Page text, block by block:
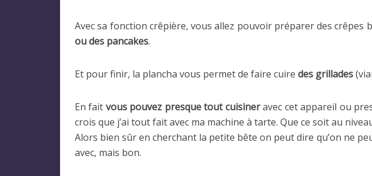
Avec sa fonction crêpière, vous allez pouvoir préparer des crêpes
ou des pancakes.
Et pour finir, la plancha vous permet de faire cuire des grillades
En fait vous pouvez presque tout cuisineravec cet appareil ou
crois que j’ai tout fait avec ma machine à tarte. Que ce soit au
Alors bien sûr en cherchant la petite bête on peut dire qu’on ne
avec, mais bon.